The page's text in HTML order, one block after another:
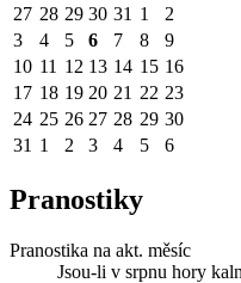
27 28 29 30 31 1
2
3
4 5 6 7 8
9
10 11 12 13 14 15 16
17 18 19 20 21 22 23
24 25 26 27 28 29 30
31 1 2 3 4 5 6
Pranostiky
Pranostika na akt. měsíc
Jsou-li v srpnu hory